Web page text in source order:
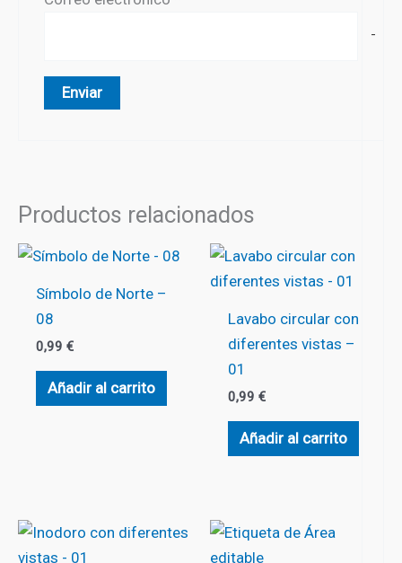
-
Productos relacionados
Símbolo de Norte –
08
0,99€
Añadir al carrito
Lavabo circular con
diferentes vistas –
01
0,99€
Añadir al carrito